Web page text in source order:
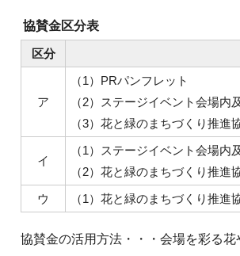
協賛金区分表
区分
ア
（1）PRパンフレット
（2）ステージイベント会場
（3）花と緑のまちづくり推進
イ
（1）ステージイベント会場
（2）花と緑のまちづくり推進
ウ （1）花と緑のまちづくり推進
協賛金の活用方法・・・会場を彩る